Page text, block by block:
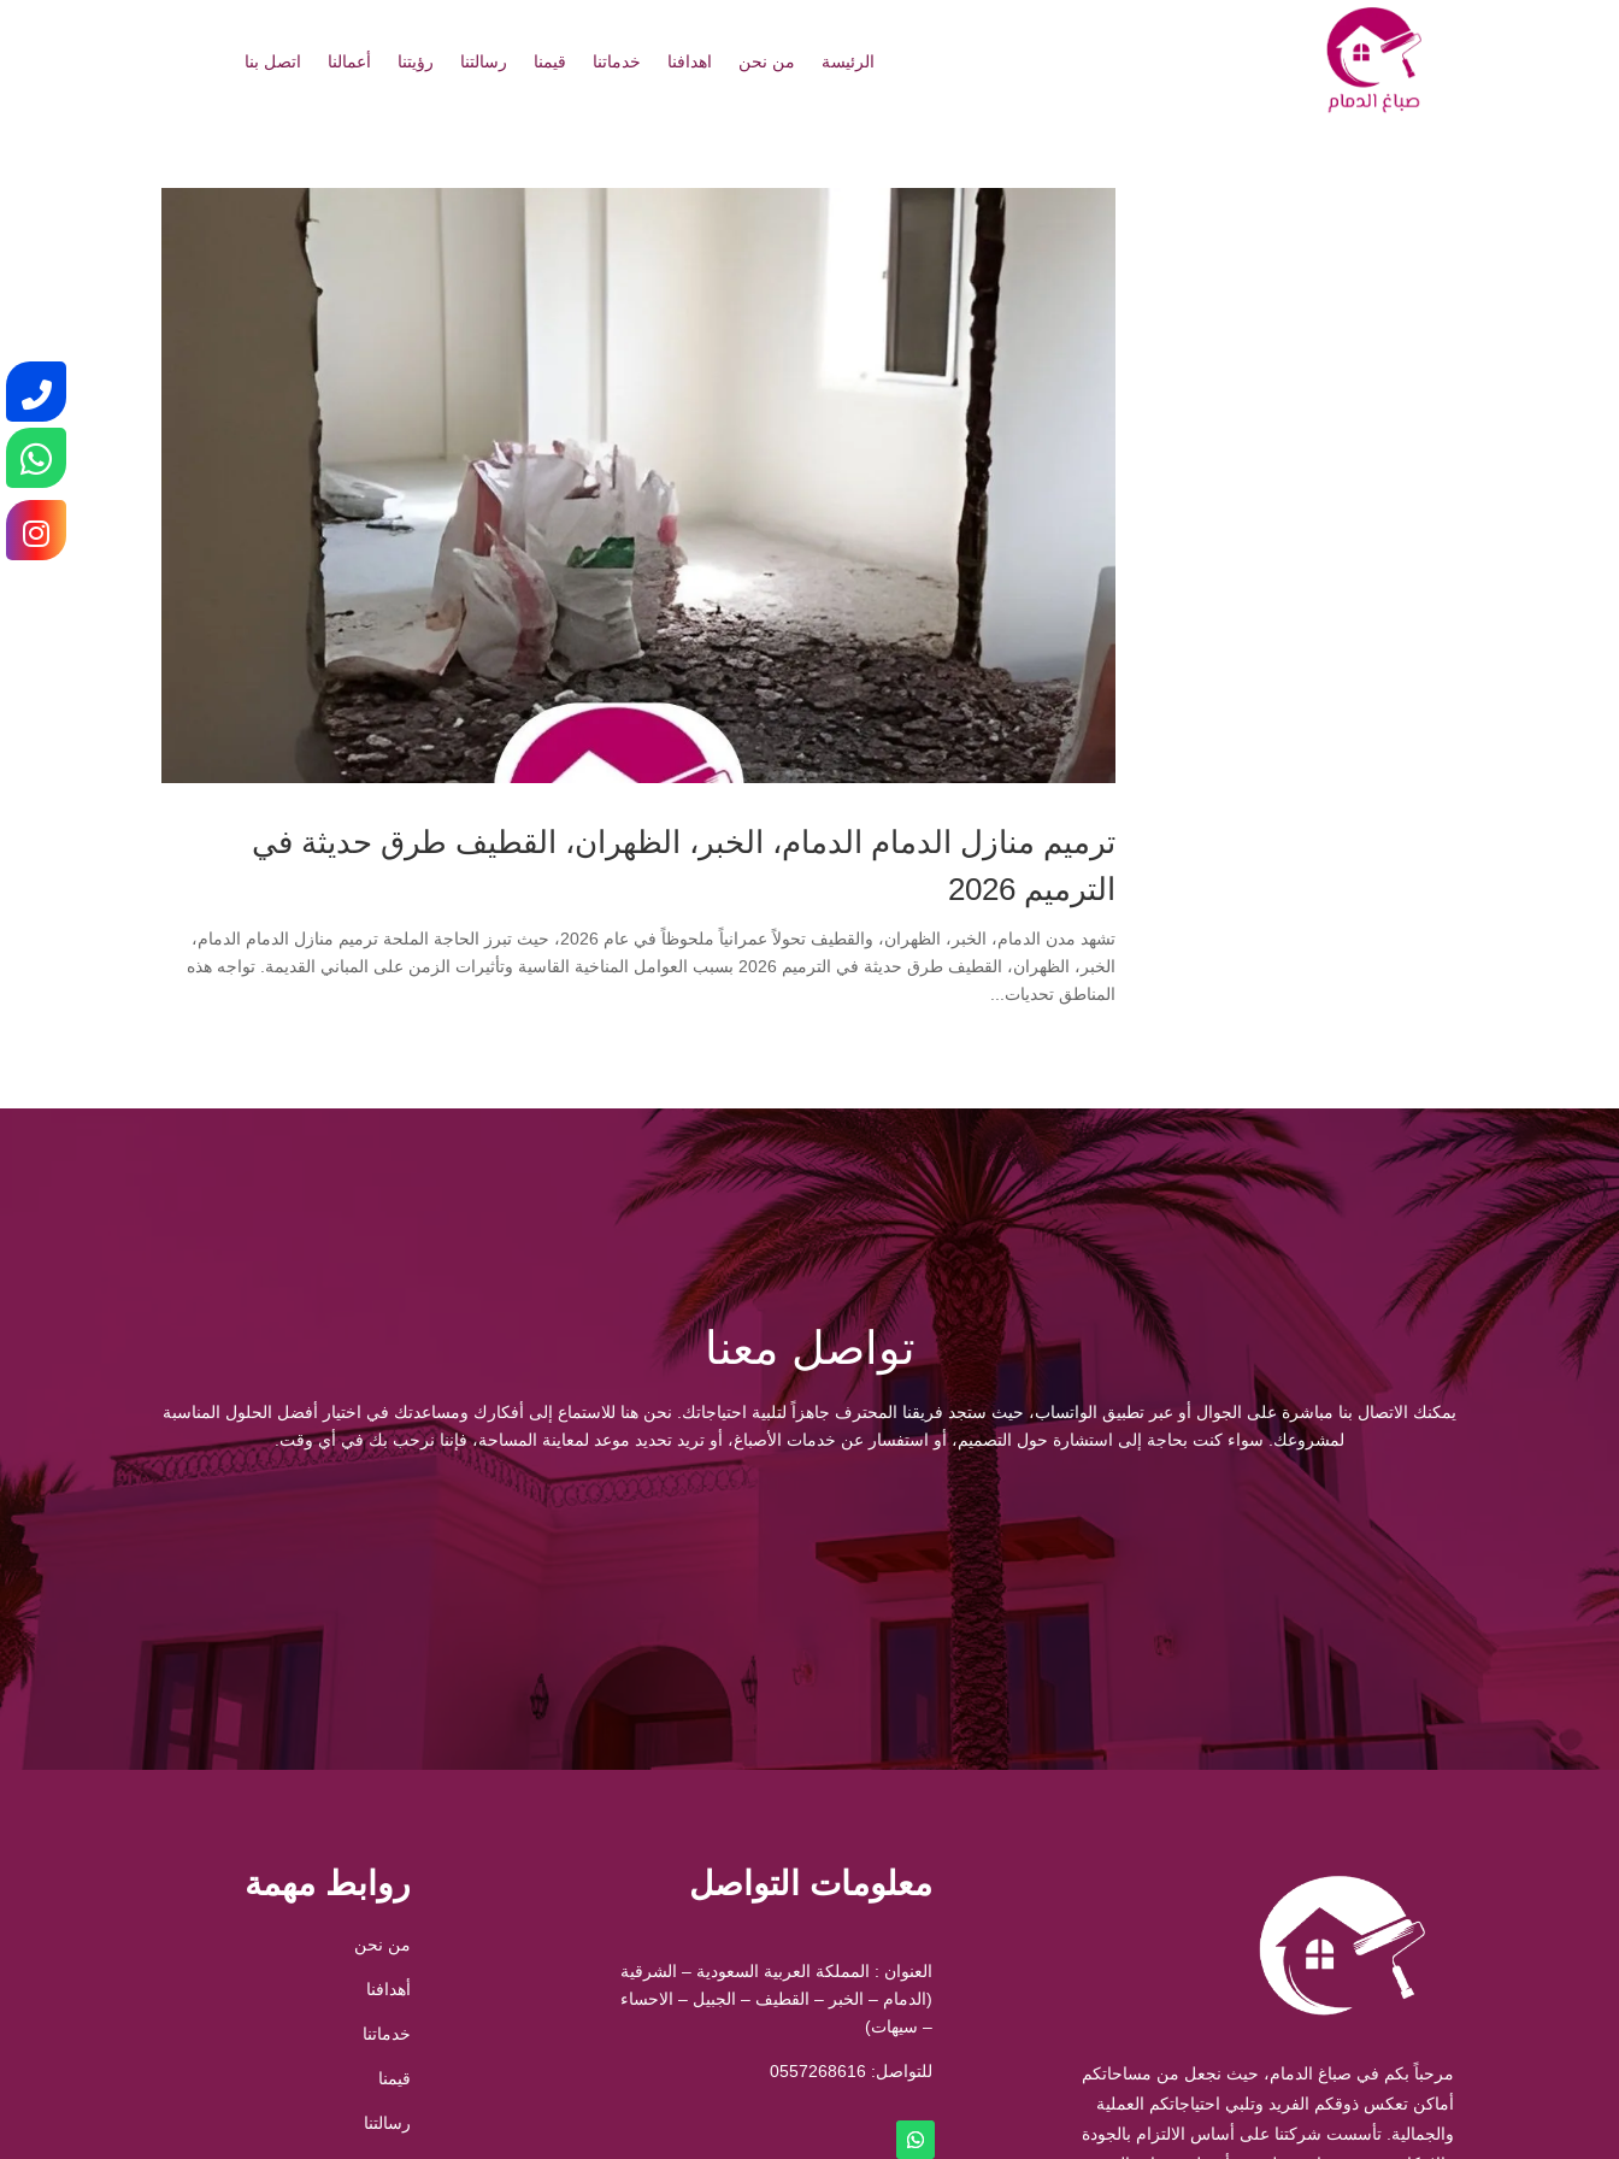
الرئيسة من نحن اهدافنا خدماتنا قيمنا رسالتنا رؤيتنا أعمالنا اتصل بنا
ترميم منازل الدمام الدمام، الخبر، الظهران، القطيف طرق حديثة في
الترميم 2026
تشهد مدن الدمام، الخبر، الظهران، والقطيف تحولاً عمرانياً ملحوظاً في عام 2026، حيث تبرز الحاجة الملحة ترميم منازل الدمام الدمام،
الخبر، الظهران، القطيف طرق حديثة في الترميم 2026 بسبب العوامل المناخية القاسية وتأثيرات الزمن على المباني القديمة. تواجه هذه
المناطق تحديات...
تواصل معنا
يمكنك الاتصال بنا مباشرة على الجوال أو عبر تطبيق الواتساب، حيث ستجد فريقنا المحترف جاهزاً لتلبية احتياجاتك. نحن هنا للاستماع إلى أفكارك ومساعدتك في اختيار أفضل الحلول المناسبة
لمشروعك. سواء كنت بحاجة إلى استشارة حول التصميم، أو استفسار عن خدمات الأصباغ، أو تريد تحديد موعد لمعاينة المساحة، فإننا نرحب بك في أي وقت.
روابط مهمة
من نحن
أهدافنا
خدماتنا
قيمنا
رسالتنا
معلومات التواصل
العنوان : المملكة العربية السعودية – الشرقية
(الدمام – الخبر – القطيف – الجبيل – الاحساء
– سيهات)
للتواصل: ⁦ 0557268616
مرحباً بكم في صباغ الدمام، حيث نجعل من مساحاتكم
أماكن تعكس ذوقكم الفريد وتلبي احتياجاتكم العملية
والجمالية. تأسست شركتنا على أساس الالتزام بالجودة